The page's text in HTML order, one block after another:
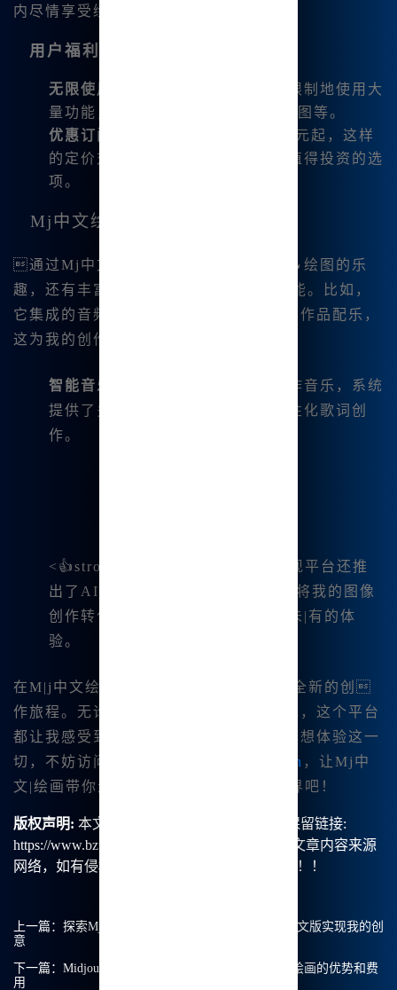
内尽情享受绘图的乐趣。
用户福利
无限使用
：在国内版中，我可以无限制地使用大
量功能，例如GTP-4o对话、Flux绘图等。
优惠订阅
：每月的订阅费用只有9.9元起，这样
的定价对我来说十分友好，绝对是值得投资的选
项。
Mj中文绘画的独特体验
通过Mj中文绘画，我能体验到不仅是🔥绘图的乐
趣，还有丰富的音乐生成及AI|对话功能。比如，
它集成的音频生成功能让我可以为自己的作品配乐，
这为我的创作增添了新的维度。
智能音乐生成
：我可以根据需要制作音乐，系统
提供了多种风格选择，同时支持个性化歌词创
作。
<👍strong>视频生成：最近我发现平台还推
出了AI视频生成的功能，这让我.能将我的图像
创作转化为动态影像，真是前所未|有的体
验。
在M|j中文绘画的引导下，我体验了一次全新的创
作旅程。无论是绘图、音乐还是视频生成，这个平台
都让我感受到创作的无穷可能。如果你也想体验这一
切，不妨访问一下
https://www.bzu🔥.cn ，让Mj中
文|绘画带你走进一个充满艺术创造的世界吧！
版权声明: 本文由【B族智能】原创，转载请保留链接:
https://www.bzu.cn/news/show/8696.html，部分文章内容来源
网络，如有侵权请联系我们删除处理。谢谢！！！
上一篇： 探索Mj中文绘画：我如何通过Midjourney中文版实现我的创
意
下一篇： Midjourney年费多少？揭秘Midjourney中文绘画的优势和费
用